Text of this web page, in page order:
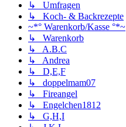
↳ Umfragen
↳ Koch- & Backrezepte
~*° Warenkorb/Kasse °*~
↳ Warenkorb
↳ A.B.C
↳ Andrea
↳ D,E,F
↳ doppelmam07
↳ Fireangel
↳ Engelchen1812
↳ G,H,I